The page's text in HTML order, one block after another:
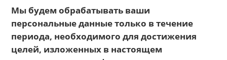
Мы будем обрабатывать ваши
персональные данные только в течение
периода, необходимого для достижения
целей, изложенных в настоящем